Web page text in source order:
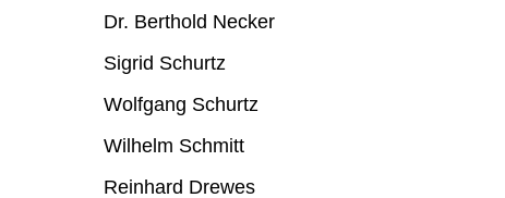
Dr. Berthold Necker
Sigrid Schurtz
Wolfgang Schurtz
Wilhelm Schmitt
Reinhard Drewes